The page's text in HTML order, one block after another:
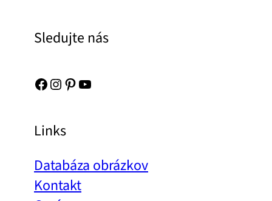
Sledujte nás
Facebook Instagram Pinterest YouTube
Links
Databáza obrázkov
Kontakt